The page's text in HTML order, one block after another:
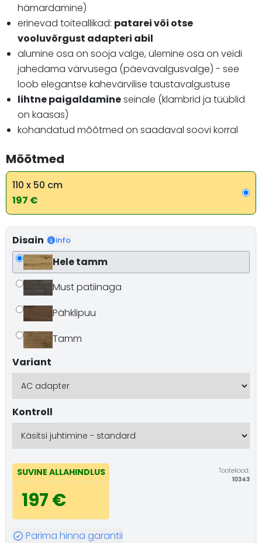
hämardamine)
erinevad toiteallikad: patarei või otse
vooluvõrgust adapteri abil
alumine osa on sooja valge, ülemine osa on veidi
jahedama värvusega (päevavalgusvalge) - see
loob elegantse kahevärvilise taustavalgustuse
lihtne paigaldamineseinale (klambrid ja tüüblid
on kaasas)
kohandatud mõõtmed on saadaval soovi korral
Mõõtmed
110 x 50 cm
197 €
Disain info
Hele tamm
Must patiinaga
Pähklipuu
Tamm
Variant
Kontroll
SUVINE ALLAHINDLUS
197 €
Tootekood:
10343
Parima hinna garantii